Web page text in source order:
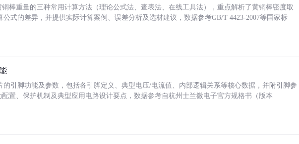
棒重量的三种常用计算方法（理论公式法、查表法、在线工具法），重点解析了黄铜棒密度取
公式的差异，并提供实际计算案例、误差分析及选材建议，数据参考GB/T 4423-2007等国家标
的引脚功能及参数，包括各引脚定义、典型电压/电流值、内部逻辑关系等核心数据，并附引脚参
置、保护机制及典型应用电路设计要点，数据参考自杭州士兰微电子官方规格书（版本